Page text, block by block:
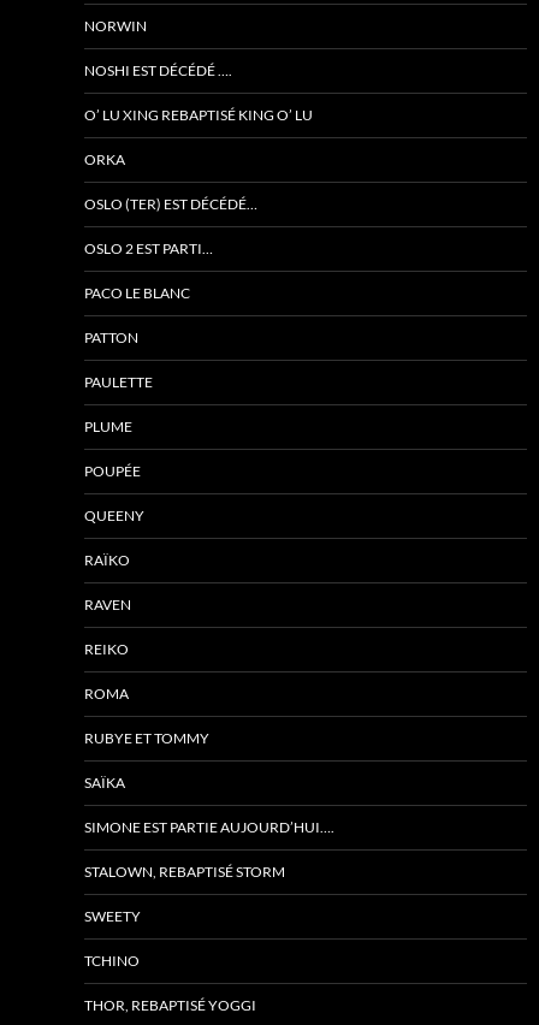
NORWIN
NOSHI EST DÉCÉDÉ ….
O’ LU XING REBAPTISÉ KING O’ LU
ORKA
OSLO (TER) EST DÉCÉDÉ…
OSLO 2 EST PARTI…
PACO LE BLANC
PATTON
PAULETTE
PLUME
POUPÉE
QUEENY
RAÏKO
RAVEN
REIKO
ROMA
RUBYE ET TOMMY
SAÏKA
SIMONE EST PARTIE AUJOURD’HUI….
STALOWN, REBAPTISÉ STORM
SWEETY
TCHINO
THOR, REBAPTISÉ YOGGI